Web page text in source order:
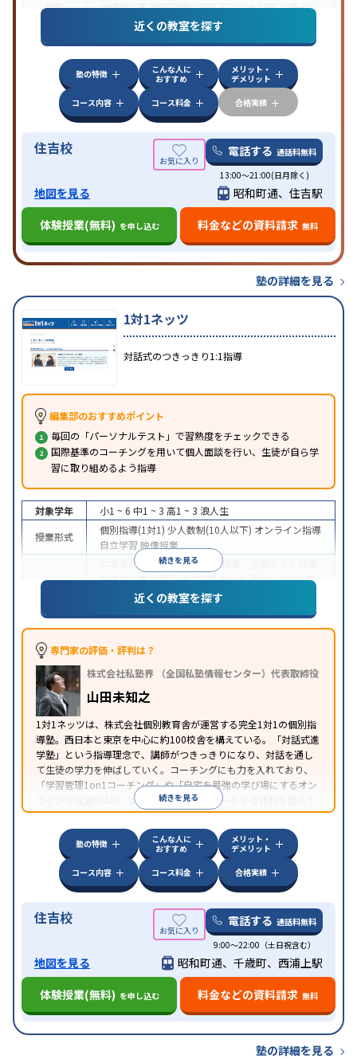
目的 内申点対策学習習慣の定着国公立大対策共通テス
特徴
授業の振替可能1科目から受講可能自習室あり
近くの教室を探す
塾の特徴
こんな人に
おすすめ
メリット・
デメリット
コース内容
コース料金 合格実績
住吉校 電話する 通話料無料
13:00〜21:00(日月除く)
地図を見る
昭和町通、住吉駅
体験授業(無料) を申し込む 料金などの資料請求 無料
塾の詳細を見る
1対1ネッツ
対話式のつきっきり1:1指導
編集部のおすすめポイント
毎回の「パーソナルテスト」で習熟度をチェックできる
国際基準のコーチングを用いて個人面談を行い、生徒が自ら学
習に取り組めるよう指導
続きを見る
対象学年 小1 ~ 6 中1 ~ 3 高1 ~ 3 浪人生
授業形式
個別指導(1対1) 少人数制(10人以下) オンライン指導
自立学習 映像授業
中学受験 高校受験大学受験
授業・定期テスト対策
内申点対策学習習慣の定着総合型選抜(旧AO)対策
推薦入試対策 学校別特化対策
特徴
中高一貫校生に対応
ブレットを利用
季節講習のみの受講可自習室あり
近くの教室を探す
専門家の評価・評判は？
株式会社私塾界 （全国私塾情報センター）代表取締役
山田未知之
1対1ネッツは、株式会社個別教育舎が運営する完全1対1の個別指
導塾。西日本と東京を中心に約100校舎を構えている。「対話式進
学塾」という指導理念で、講師がつきっきりになり、対話を通し
て生徒の学力を伸ばしていく。コーチングにも力を入れており、
「学習管理1on1コーチング」や「自宅を最強の学び場にするオン
ライン学習室NALU」など、自宅学習もサポートする体制を整えて
いる。
続きを見る
塾の特徴
こんな人に
おすすめ
メリット・
デメリット
コース内容
コース料金 合格実績
住吉校 電話する 通話料無料
9:00～22:00（土日祝含む）
地図を見る
昭和町通、千歳町、西浦上駅
体験授業(無料) を申し込む 料金などの資料請求 無料
塾の詳細を見る